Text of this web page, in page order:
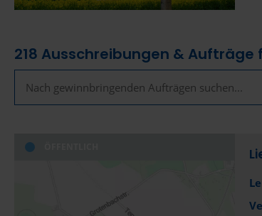
218 Ausschreibungen & Aufträge